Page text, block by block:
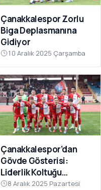
Çanakkalespor Zorlu
Biga Deplasmanına
Gidiyor
10 Aralık 2025 Çarşamba
Çanakkalespor’dan
Gövde Gösterisi:
Liderlik Koltuğu
Bırakılmıyor!
8 Aralık 2025 Pazartesi